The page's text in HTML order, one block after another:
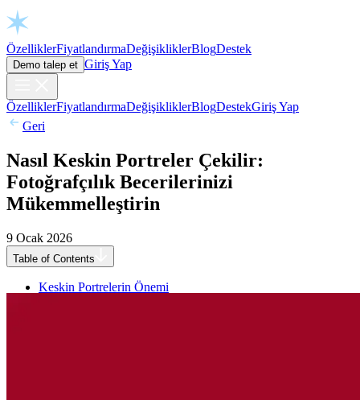
Open chat
ÖzelliklerFiyatlandırmaDeğişikliklerBlogDestek
Demo talep et Giriş Yap
ÖzelliklerFiyatlandırmaDeğişikliklerBlogDestekGiriş Yap
Geri
Nasıl Keskin Portreler Çekilir:
Fotoğrafçılık Becerilerinizi
Mükemmelleştirin
9 Ocak 2026
Table of Contents
Keskin Portrelerin Önemi